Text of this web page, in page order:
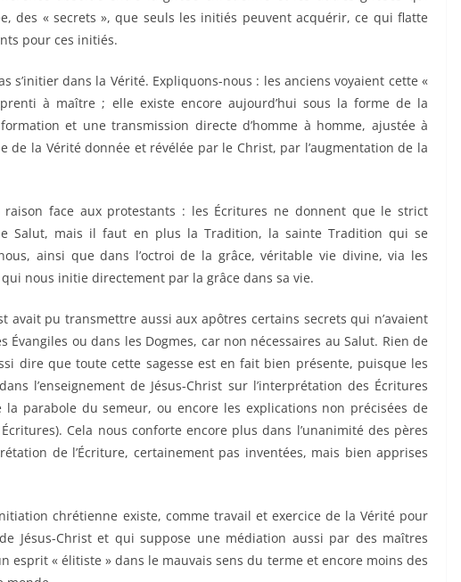
des « secrets », que seuls les initiés peuvent acquérir, ce qui flatte
pour ces initiés.
s’initier dans la Vérité. Expliquons-nous : les anciens voyaient cette «
à maître ; elle existe encore aujourd’hui sous la forme de la
et une transmission directe d’homme à homme, ajustée à
de la Vérité donnée et révélée par le Christ, par l’augmentation de la
face aux protestants : les Écritures ne donnent que le strict
Salut, mais il faut en plus la Tradition, la sainte Tradition qui se
ainsi que dans l’octroi de la grâce, véritable vie divine, via les
nous initie directement par la grâce dans sa vie.
avait pu transmettre aussi aux apôtres certains secrets qui n’avaient
ou dans les Dogmes, car non nécessaires au Salut. Rien de
dire que toute cette sagesse est en fait bien présente, puisque les
l’enseignement de Jésus-Christ sur l’interprétation des Écritures
la parabole du semeur, ou encore les explications non précisées de
Cela nous conforte encore plus dans l’unanimité des pères
de l’Écriture, certainement pas inventées, mais bien apprises
chrétienne existe, comme travail et exercice de la Vérité pour
Jésus-Christ et qui suppose une médiation aussi par des maîtres
esprit « élitiste » dans le mauvais sens du terme et encore moins des